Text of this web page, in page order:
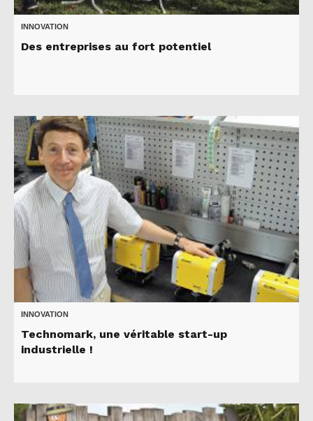
INNOVATION
Des entreprises au fort potentiel
INNOVATION
Technomark, une véritable start-up
industrielle !